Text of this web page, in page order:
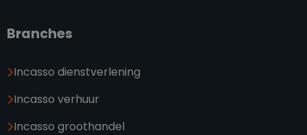
Branches
Incasso dienstverlening
Incasso verhuur
Incasso groothandel